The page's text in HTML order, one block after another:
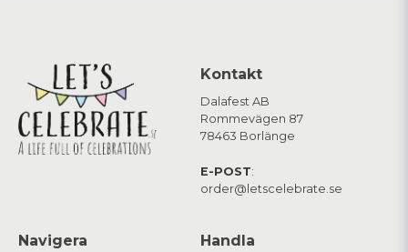
Kontakt
Dalafest AB
Rommevägen 87
78463 Borlänge
E-POST:
order@letscelebrate.se
Navigera Handla